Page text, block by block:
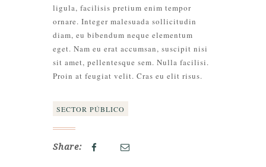
ligula, facilisis pretium enim tempor
ornare. Integer malesuada sollicitudin
diam, eu bibendum neque elementum
eget. Nam eu erat accumsan, suscipit nisi
sit amet, pellentesque sem. Nulla facilisi.
Proin at feugiat velit. Cras eu elit risus.
SECTOR PÚBLICO
Share: